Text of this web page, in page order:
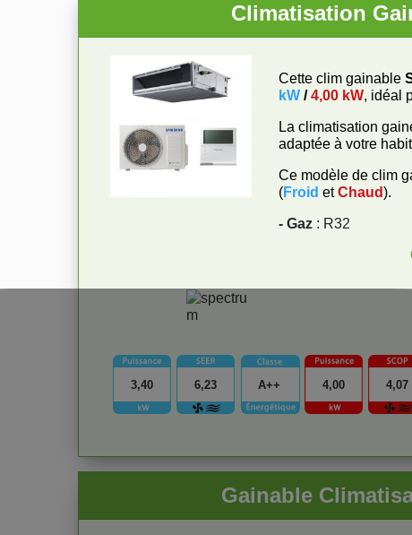
Climatisation
Cette clim gainable
kW /4,00 kW, idéal
La climatisation
adaptée à votre
Ce modèle de clim
(Froid et Chaud).
- Gaz : R32
3,40 4,00
6,23 A++ 4,07
Gainable